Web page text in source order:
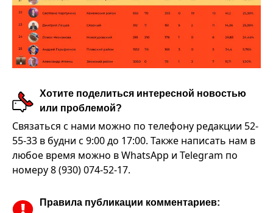
Хотите поделиться интересной новостью
или проблемой?
Связаться с нами можно по телефону редакции 52-
55-33 в будни с 9:00 до 17:00. Также написать нам в
любое время можно в WhatsApp и Telegram по
номеру 8 (930) 074-52-17.
Правила публикации комментариев: